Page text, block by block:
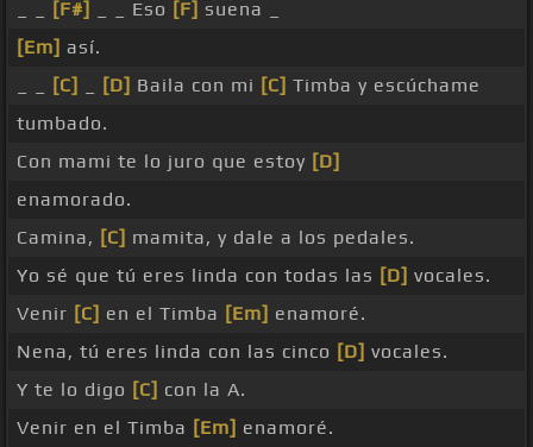
[F#] _ _ Eso [F] suena _
[Em] así.
[C] [D] Baila con mi [C] Timba y escúchame
tumbado.
Con mami te lo juro que estoy [D]
enamorado.
Camina, [C] mamita, y dale a los pedales.
Yo sé que tú eres linda con todas las [D] vocales.
Venir [C] en el Timba [Em] enamoré.
Nena, tú eres linda con las cinco [D] vocales.
Y te lo digo [C] con la A.
Venir en el Timba [Em] enamoré.